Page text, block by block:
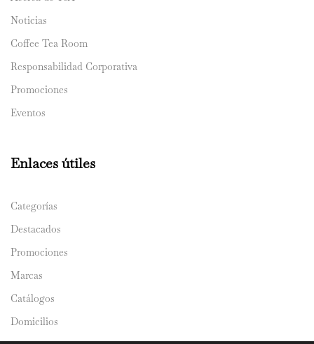
Noticias
Coffee Tea Room
Responsabilidad Corporativa
Promociones
Eventos
Enlaces útiles
Categorías
Destacados
Promociones
Marcas
Catálogos
Domicilios